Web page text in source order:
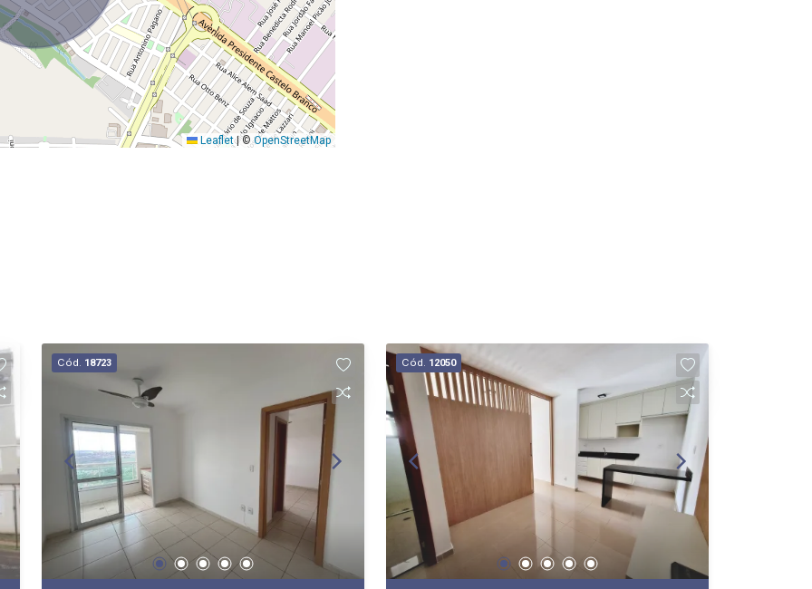
Leaflet |©OpenStreetMap
Cód. 18723 Cód. 12050